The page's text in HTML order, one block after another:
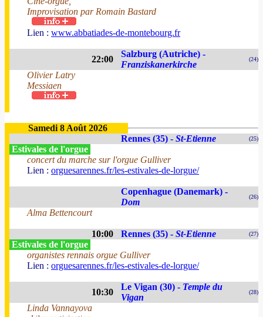
Improvisation par Romain Bastard
Lien : www.abbatiades-de-montebourg.fr
22:00
Salzburg (Autriche) -
Franziskanerkirche
(24)
Olivier Latry
Messiaen
Samedi 8 Août 2026
Rennes (35) - St-Etienne (25)
Estivales de l'orgue
concert du marche sur l'orgue Gulliver
Lien : orguesarennes.fr/les-estivales-de-lorgue/
Copenhague (Danemark) -
Dom
(26)
Alma Bettencourt
10:00 Rennes (35) - St-Etienne (27)
Estivales de l'orgue
organistes rennais orgue Gulliver
Lien : orguesarennes.fr/les-estivales-de-lorgue/
10:30
Le Vigan (30) - Temple du
Vigan
(28)
Linda Vannayova